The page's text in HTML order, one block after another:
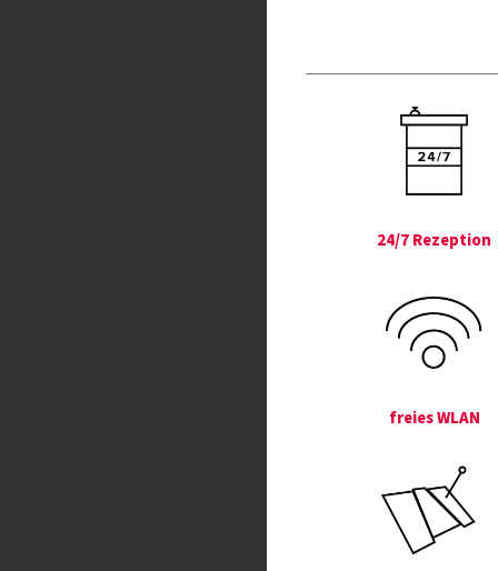
24/7 Rezeption
freies WLAN